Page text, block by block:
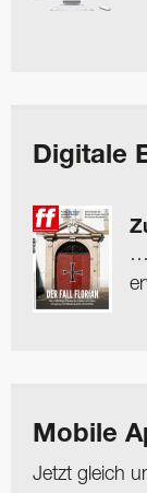
Digitale
…
Mobile
Jetzt gleich